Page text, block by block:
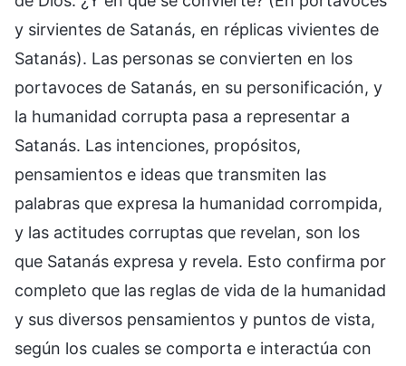
y sirvientes de Satanás, en réplicas vivientes de
Satanás). Las personas se convierten en los
portavoces de Satanás, en su personificación, y
la humanidad corrupta pasa a representar a
Satanás. Las intenciones, propósitos,
pensamientos e ideas que transmiten las
palabras que expresa la humanidad corrompida,
y las actitudes corruptas que revelan, son los
que Satanás expresa y revela. Esto confirma por
completo que las reglas de vida de la humanidad
y sus diversos pensamientos y puntos de vista,
según los cuales se comporta e interactúa con